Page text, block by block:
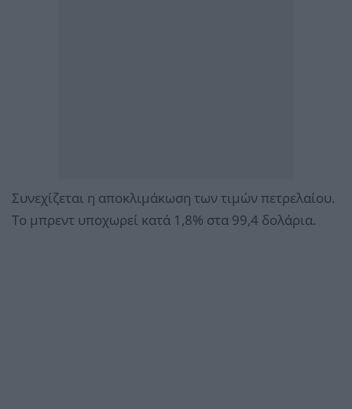
Συνεχίζεται η αποκλιμάκωση των τιμών πετρελαίου.
Το μπρεντ υποχωρεί κατά 1,8% στα 99,4 δολάρια.